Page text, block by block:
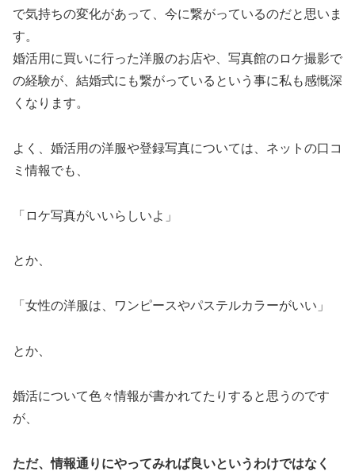
で気持ちの変化があって、今に繋がっているのだと思いま
す。
婚活用に買いに行った洋服のお店や、写真館のロケ撮影で
の経験が、結婚式にも繋がっているという事に私も感慨深
くなります。
よく、婚活用の洋服や登録写真については、ネットの口コ
ミ情報でも、
「ロケ写真がいいらしいよ」
とか、
「女性の洋服は、ワンピースやパステルカラーがいい」
とか、
婚活について色々情報が書かれてたりすると思うのです
が、
ただ、情報通りにやってみれば良いというわけではなく